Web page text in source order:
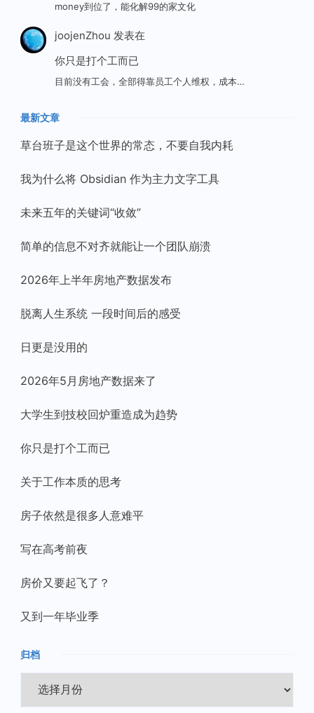
money到位了，能化解99的家文化
joojenZhou 发表在
你只是打个工而已
目前没有工会，全部得靠员工个人维权，成本…
最新文章
草台班子是这个世界的常态，不要自我内耗
我为什么将 Obsidian 作为主力文字工具
未来五年的关键词“收敛”
简单的信息不对齐就能让一个团队崩溃
2026年上半年房地产数据发布
脱离人生系统 一段时间后的感受
日更是没用的
2026年5月房地产数据来了
大学生到技校回炉重造成为趋势
你只是打个工而已
关于工作本质的思考
房子依然是很多人意难平
写在高考前夜
房价又要起飞了？
又到一年毕业季
归档
档